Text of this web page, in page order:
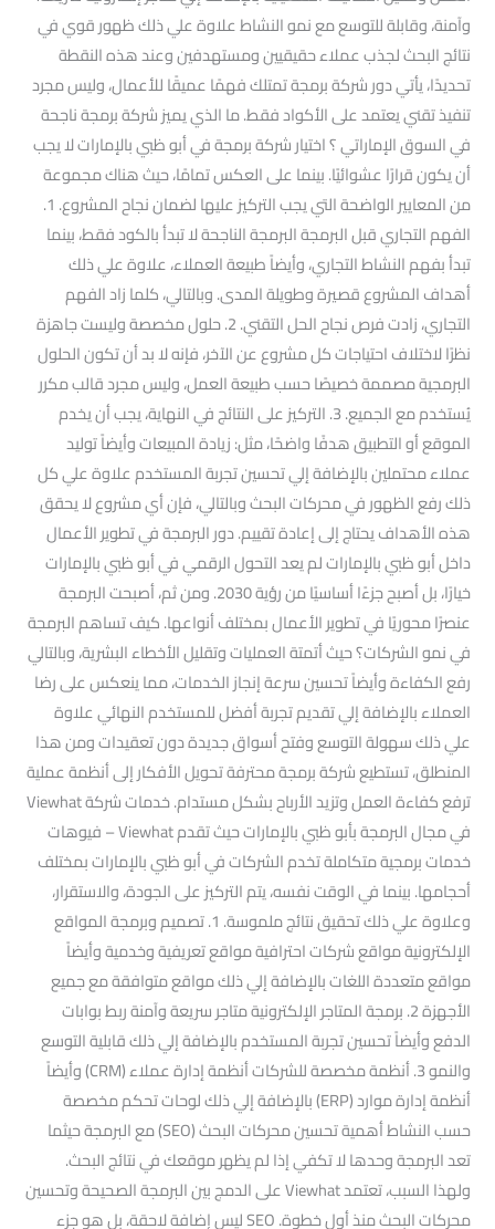
وآمنة، وقابلة للتوسع مع نمو النشاط علاوة علي ذلك ظهور قوي في
نتائج البحث لجذب عملاء حقيقيين ومستهدفين وعند هذه النقطة
تحديدًا، يأتي دور شركة برمجة تمتلك فهمًا عميقًا للأعمال، وليس مجرد
تنفيذ تقني يعتمد على الأكواد فقط. ما الذي يميز شركة برمجة ناجحة
في السوق الإماراتي ؟ اختيار شركة برمجة في أبو ظبي بالإمارات لا يجب
أن يكون قرارًا عشوائيًا. بينما على العكس تمامًا، حيث هناك مجموعة
من المعايير الواضحة التي يجب التركيز عليها لضمان نجاح المشروع. 1.
الفهم التجاري قبل البرمجة البرمجة الناجحة لا تبدأ بالكود فقط، بينما
تبدأ بفهم النشاط التجاري، وأيضاً طبيعة العملاء، علاوة علي ذلك
أهداف المشروع قصيرة وطويلة المدى. وبالتالي، كلما زاد الفهم
التجاري، زادت فرص نجاح الحل التقني. 2. حلول مخصصة وليست جاهزة
نظرًا لاختلاف احتياجات كل مشروع عن الآخر، فإنه لا بد أن تكون الحلول
البرمجية مصممة خصيصًا حسب طبيعة العمل، وليس مجرد قالب مكرر
يُستخدم مع الجميع. 3. التركيز على النتائج في النهاية، يجب أن يخدم
الموقع أو التطبيق هدفًا واضحًا، مثل: زيادة المبيعات وأيضاً توليد
عملاء محتملين بالإضافة إلي تحسين تجربة المستخدم علاوة علي كل
ذلك رفع الظهور في محركات البحث وبالتالي، فإن أي مشروع لا يحقق
هذه الأهداف يحتاج إلى إعادة تقييم. دور البرمجة في تطوير الأعمال
داخل أبو ظبي بالإمارات لم يعد التحول الرقمي في أبو ظبي بالإمارات
خيارًا، بل أصبح جزءًا أساسيًا من رؤية 2030. ومن ثم، أصبحت البرمجة
عنصرًا محوريًا في تطوير الأعمال بمختلف أنواعها. كيف تساهم البرمجة
في نمو الشركات؟ حيث أتمتة العمليات وتقليل الأخطاء البشرية، وبالتالي
رفع الكفاءة وأيضاً تحسين سرعة إنجاز الخدمات، مما ينعكس على رضا
العملاء بالإضافة إلي تقديم تجربة أفضل للمستخدم النهائي علاوة
علي ذلك سهولة التوسع وفتح أسواق جديدة دون تعقيدات ومن هذا
المنطلق، تستطيع شركة برمجة محترفة تحويل الأفكار إلى أنظمة عملية
ترفع كفاءة العمل وتزيد الأرباح بشكل مستدام. خدمات شركة Viewhat
في مجال البرمجة بأبو ظبي بالإمارات حيث تقدم Viewhat – فيوهات
خدمات برمجية متكاملة تخدم الشركات في أبو ظبي بالإمارات بمختلف
أحجامها. بينما في الوقت نفسه، يتم التركيز على الجودة، والاستقرار،
وعلاوة علي ذلك تحقيق نتائج ملموسة. 1. تصميم وبرمجة المواقع
الإلكترونية مواقع شركات احترافية مواقع تعريفية وخدمية وأيضاً
مواقع متعددة اللغات بالإضافة إلي ذلك مواقع متوافقة مع جميع
الأجهزة 2. برمجة المتاجر الإلكترونية متاجر سريعة وآمنة ربط بوابات
الدفع وأيضاً تحسين تجربة المستخدم بالإضافة إلي ذلك قابلية التوسع
والنمو 3. أنظمة مخصصة للشركات أنظمة إدارة عملاء (CRM) وأيضاً
أنظمة إدارة موارد (ERP) بالإضافة إلي ذلك لوحات تحكم مخصصة
حسب النشاط أهمية تحسين محركات البحث (SEO) مع البرمجة حيثما
تعد البرمجة وحدها لا تكفي إذا لم يظهر موقعك في نتائج البحث.
ولهذا السبب، تعتمد Viewhat على الدمج بين البرمجة الصحيحة وتحسين
محركات البحث منذ أول خطوة. SEO ليس إضافة لاحقة، بل هو جزء